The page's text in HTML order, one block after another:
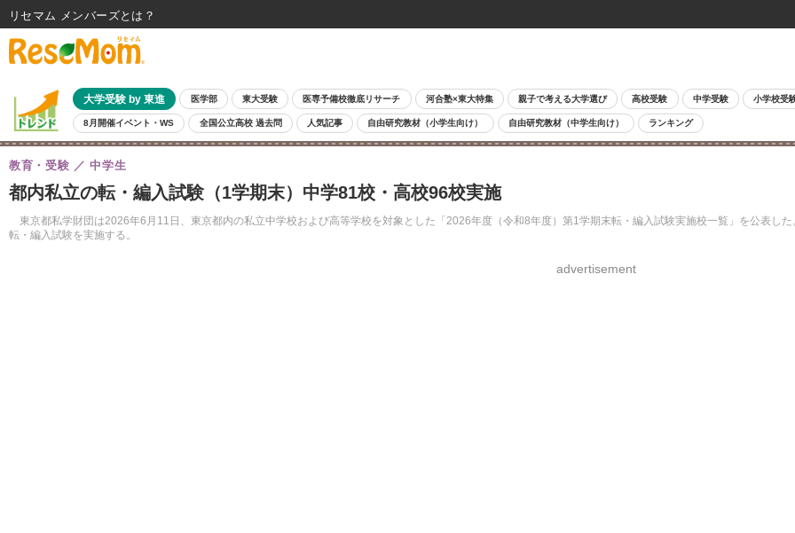
大学受験 by 東進 医学部 東大受験 医専予備校徹底リサーチ 河合塾×東大特集 親子で考える大学選び 高校受験 中学受験 小学校受
8月開催イベント・WS 全国公立高校 過去問 人気記事 自由研究教材（小学生向け） 自由研究教材（中学生向け） ランキング
都内私立の転・編入試験（1学期末）中学81校・高校96校実施
東京都私学財団は2026年6月11日、東京都内の私立中学校および高等学校を対象とした「2026年度（令和8年度）第1学期末転・編入試験実施校一覧」を公表し
転・編入試験を実施する。
教育・受験 中学生
advertisement
リセマム メンバーズ